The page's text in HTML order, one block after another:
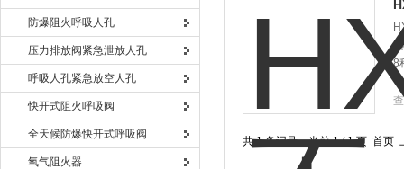
防爆阻火呼吸人孔
压力排放阀紧急泄放人孔
呼吸人孔紧急放空人孔
快开式阻火呼吸阀
全天候防爆快开式呼吸阀
氧气阻火器
8
共 1 条记录，当前 1 / 1 页 首页